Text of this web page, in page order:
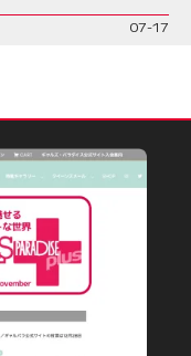
07-17